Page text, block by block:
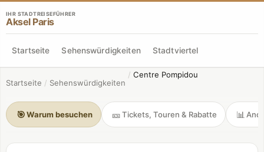
IHR STADTREISEFÜHRER
Aksel Paris
Startseite Sehenswürdigkeiten Stadtviertel
Startseite / Sehenswürdigkeiten
/ Centre Pompidou
🎯Warum besuchen 🎫Tickets, Touren & Rabatte 📊